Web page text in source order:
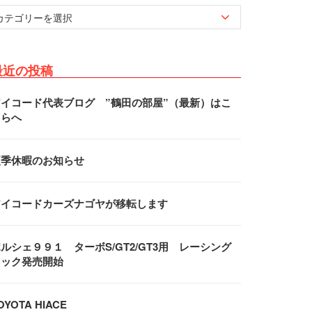
の投稿
コード代表ブログ ”鶴田の部屋”（最新）はこ
へ
休暇のお知らせ
コードカーズナゴヤが移転します
シェ９９１ ターボS/GT2/GT3用 レーシング
ク発売開始
HIACE